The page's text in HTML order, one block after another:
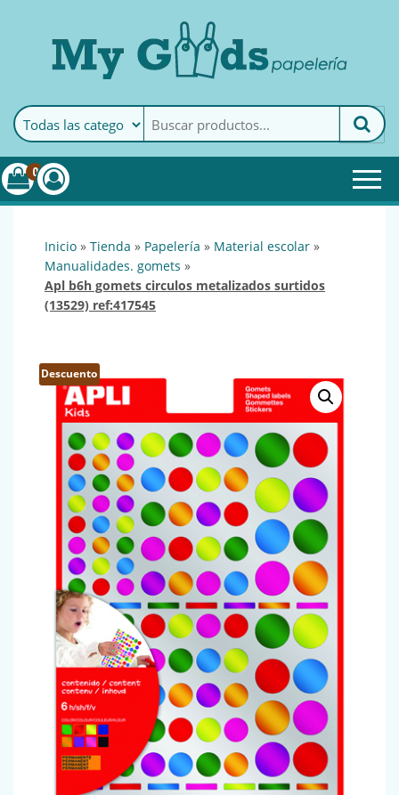
MyGoods · PapeleríaMy Goods es tu papelería
online de confianza. Podrás
encontrar todo lo necesario
0
inicio » tienda » papelería » material escolar »
manualidades. gomets »
apl b6h gomets circulos metalizados surtidos
(13529) ref:417545
Descuento